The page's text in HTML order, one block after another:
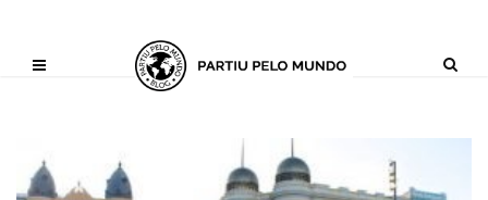
('AI_CONTENT_MARKER_NO_GET_SIDEBAR', true);